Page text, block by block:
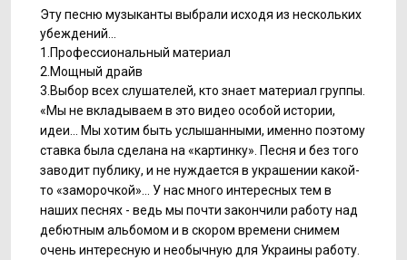
Эту песню музыканты выбрали исходя из нескольких
убеждений...
1.Профессиональный материал
2.Мощный драйв
3.Выбор всех слушателей, кто знает материал группы.
«Мы не вкладываем в это видео особой истории,
идеи... Мы хотим быть услышанными, именно поэтому
ставка была сделана на «картинку». Песня и без того
заводит публику, и не нуждается в украшении какой-
то «заморочкой»... У нас много интересных тем в
наших песнях - ведь мы почти закончили работу над
дебютным альбомом и в скором времени снимем
очень интересную и необычную для Украины работу.